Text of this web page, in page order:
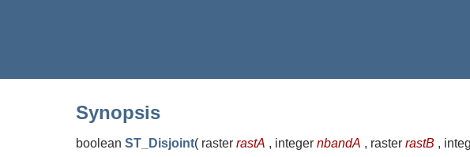
Synopsis
boolean ST_Disjoint( raster rastA , integer nbandA , raster rastB ,